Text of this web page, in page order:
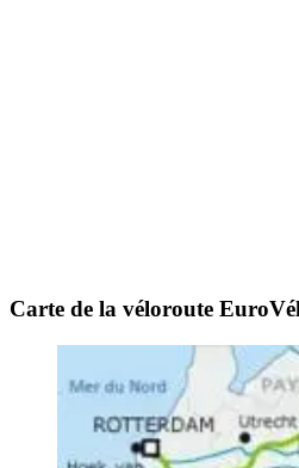
Carte de la véloroute